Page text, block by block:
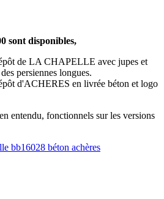
sont disponibles,
de LA CHAPELLE avec jupes et
persiennes longues.
d'ACHERES en livrée béton et logo
entendu, fonctionnels sur les versions